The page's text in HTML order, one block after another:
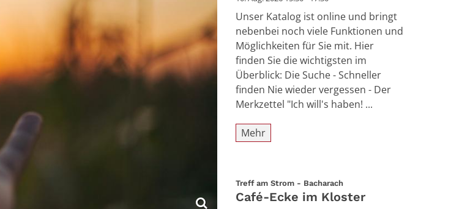
Unser Katalog ist online und bringt
nebenbei noch viele Funktionen und
Möglichkeiten für Sie mit. Hier
finden Sie die wichtigsten im
Überblick: Die Suche - Schneller
finden Nie wieder vergessen - Der
Merkzettel "Ich will's haben! ...
Mehr
Treff am Strom - Bacharach:
Café-Ecke im Kloster